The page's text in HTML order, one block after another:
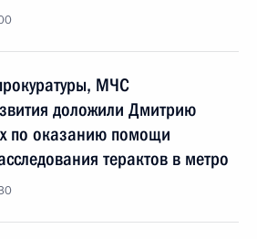
МЧС
доложили Дмитрию
по оказанию помощи
терактов в метро